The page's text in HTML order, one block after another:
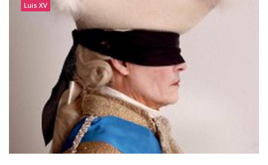
Luis XV